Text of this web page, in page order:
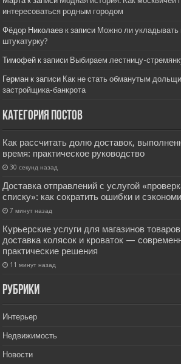
интересоваться родным городом
Фёдор Николаев к записи Можно ли укладывать
штукатурку?
Тимофей к записи Выбираем лестницу-
Герман к записи Как не стать обманутым
застройщика-банкрота
Категория постов
Как рассчитать долю доставок,
время: практическое руководство
30 секунд назад
Доставка отправлений с услугой
списку»: как сократить ошибки и
7 минут назад
Курьерские услуги для магазинов
доставка колясок и кроваток —
практические решения
11 минут назад
РУбрики
Интерьер
Недвижимость
Новости